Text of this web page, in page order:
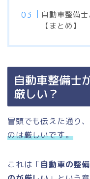
自動車整備
【まとめ】
自動車整備士
厳しい？
冒頭でも伝えた通り、
のは厳しいです。
これは「自動車の整